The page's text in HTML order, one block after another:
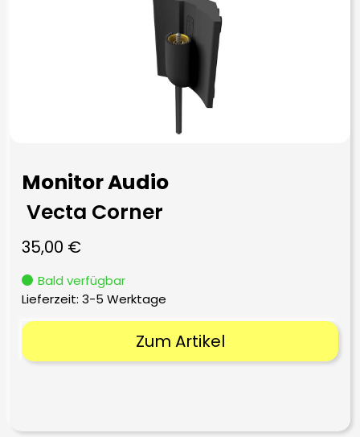
Monitor Audio
Vecta Corner
35,00 €
Bald verfügbar
Lieferzeit: 3-5 Werktage
Zum Artikel